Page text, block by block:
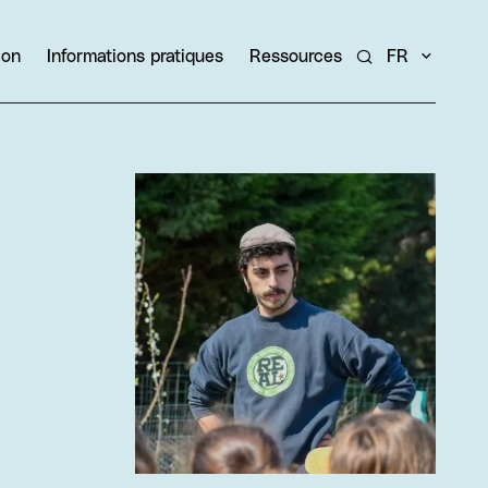
Informations pratiques Ressources Rechercher un
FR
Agrandir